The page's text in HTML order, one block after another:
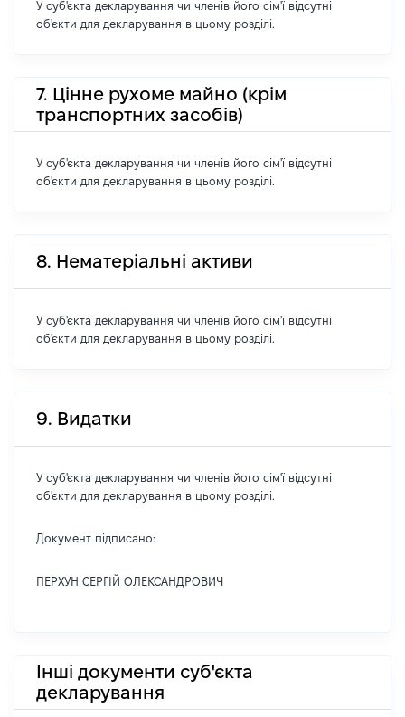
У суб'єкта декларування чи членів його сім'ї відсутні
об'єкти для декларування в цьому розділі.
7. Цінне рухоме майно (крім
транспортних засобів)
У суб'єкта декларування чи членів його сім'ї відсутні
об'єкти для декларування в цьому розділі.
8. Нематеріальні активи
У суб'єкта декларування чи членів його сім'ї відсутні
об'єкти для декларування в цьому розділі.
9. Видатки
У суб'єкта декларування чи членів його сім'ї відсутні
об'єкти для декларування в цьому розділі.
Документ підписано:
ПЕРХУН СЕРГІЙ ОЛЕКСАНДРОВИЧ
Інші документи суб'єкта
декларування